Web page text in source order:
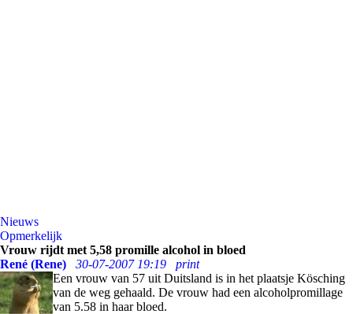
Nieuws
Opmerkelijk
Vrouw rijdt met 5,58 promille alcohol in bloed
René (Rene)
30-07-2007 19:19
print
Een vrouw van 57 uit Duitsland is in het plaatsje Kösching
van de weg gehaald. De vrouw had een alcoholpromillage
van 5.58 in haar bloed.